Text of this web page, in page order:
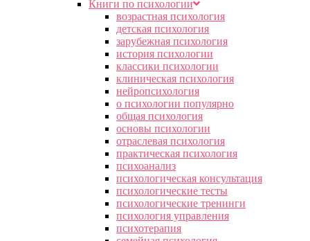
Книги по психологии
возрастная психология
детская психология
зарубежная психология
история психологии
классики психологии
клиническая психология
нейропсихология
о психологии популярно
общая психология
основы психологии
отраслевая психология
практическая психология
психоанализ
психологическая консультация
психологические тесты
психологические тренинги
психология управления
психотерапия